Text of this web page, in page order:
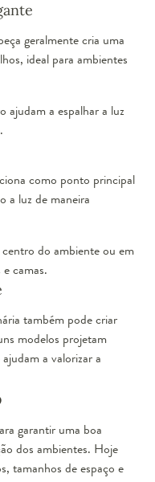
geralmente cria uma
ideal para ambientes
ajudam a espalhar a luz
como ponto principal
a luz de maneira
do ambiente ou em
camas.
também pode criar
modelos projetam
a valorizar a
garantir uma boa
dos ambientes. Hoje
tamanhos de espaço e